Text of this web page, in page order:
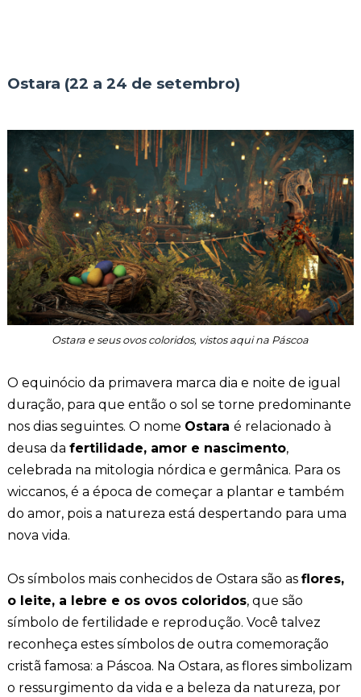
Ostara (22 a 24 de setembro)
Ostara e seus ovos coloridos, vistos aqui na Páscoa
O equinócio da primavera marca dia e noite de igual
duração, para que então o sol se torne predominante
nos dias seguintes. O nome Ostara é relacionado à
deusa da fertilidade, amor e nascimento,
celebrada na mitologia nórdica e germânica. Para os
wiccanos, é a época de começar a plantar e também
do amor, pois a natureza está despertando para uma
nova vida.
Os símbolos mais conhecidos de Ostara são as flores,
o leite, a lebre e os ovos coloridos, que são
símbolo de fertilidade e reprodução. Você talvez
reconheça estes símbolos de outra comemoração
cristã famosa: a Páscoa. Na Ostara, as flores simbolizam
o ressurgimento da vida e a beleza da natureza, por